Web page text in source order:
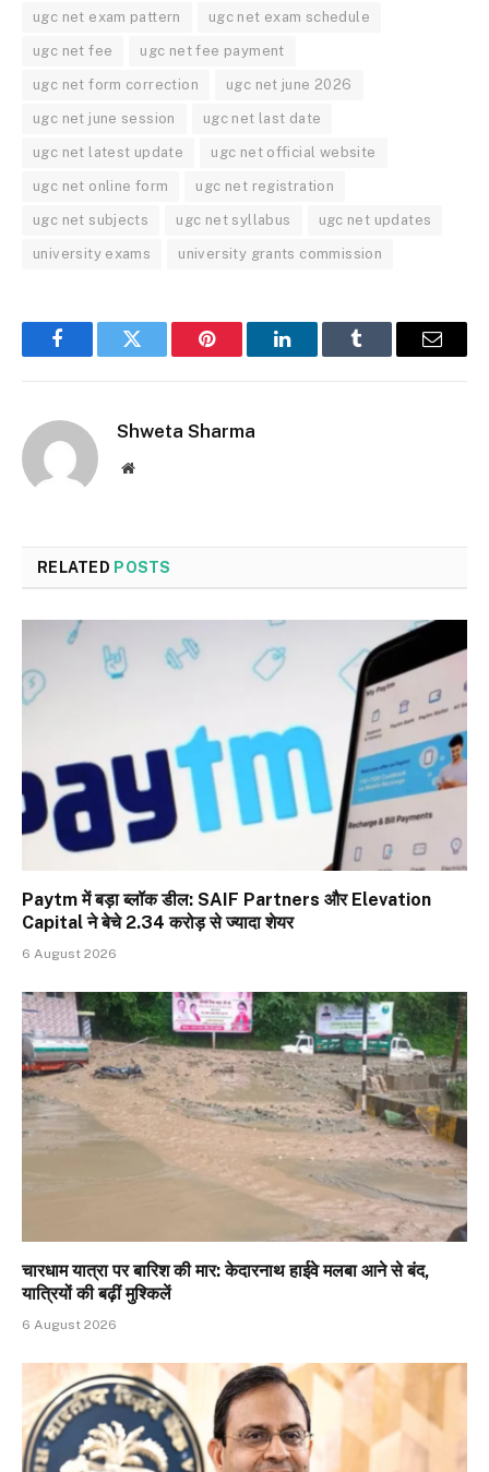
ugc net exam pattern ugc net exam schedule
ugc net fee ugc net fee payment
ugc net form correction ugc net june 2026
ugc net june session ugc net last date
ugc net latest update ugc net official website
ugc net online form ugc net registration
ugc net subjects ugc net syllabus ugc net updates
university exams university grants commission
FacebookTwitter Pinterest LinkedInTumblr Email
Shweta Sharma
Website
RELATED POSTS
Paytm में बड़ा ब्लॉक डील: SAIF Partners और Elevation
Capital ने बेचे 2.34 करोड़ से ज्यादा शेयर
6 August 2026
चारधाम यात्रा पर बारिश की मार: केदारनाथ हाईवे मलबा आने से बंद,
यात्रियों की बढ़ीं मुश्किलें
6 August 2026